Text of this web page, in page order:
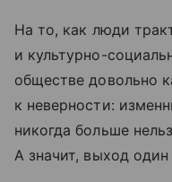
На то, как люди
и культурно-
обществе довольно
к неверности:
никогда больше
А значит, выход